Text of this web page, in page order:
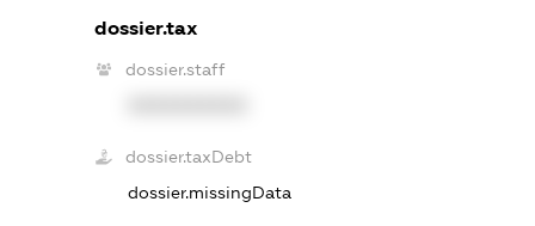
dossier.tax
dossier.staff
dossier.taxDebt
dossier.missingData